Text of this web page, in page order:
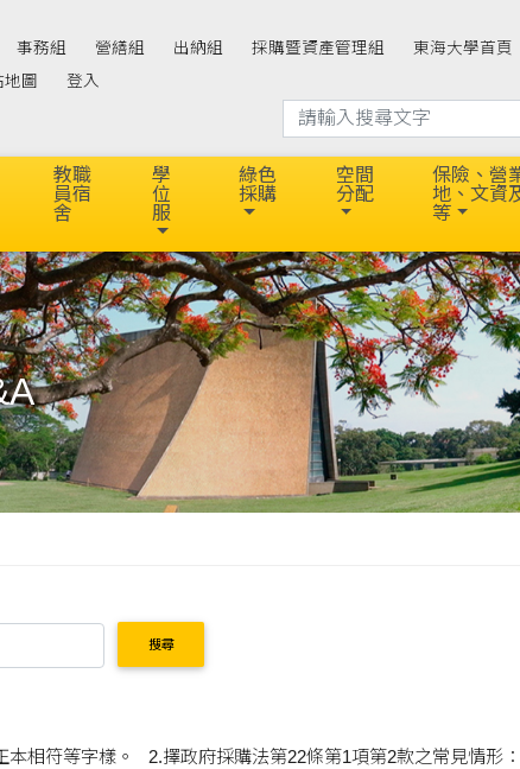
事務組 營繕組 出納組 採購暨資產管理組 東海大學首頁
圖 登入
教職
員宿
舍
學
位
服
綠色
採購
空間
分配
保險、營
地、文資
等
搜尋
之常見情形： （1）需同時符